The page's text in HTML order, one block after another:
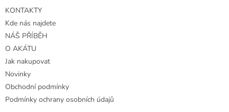
KONTAKTY
Kde nás najdete
NÁŠ PŘÍBĚH
O AKÁTU
Jak nakupovat
Novinky
Obchodní podmínky
Podmínky ochrany osobních údajů